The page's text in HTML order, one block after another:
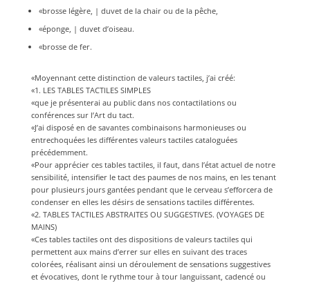
«brosse légère, | duvet de la chair ou de la pêche,
«éponge, | duvet d’oiseau.
«brosse de fer.
«Moyennant cette distinction de valeurs tactiles, j’ai créé:
«1. LES TABLES TACTILES SIMPLES
«que je présenterai au public dans nos contactilations ou
conférences sur l’Art du tact.
«J’ai disposé en de savantes combinaisons harmonieuses ou
entrechoquées les différentes valeurs tactiles cataloguées
précédemment.
«Pour apprécier ces tables tactiles, il faut, dans l’état actuel de notre
sensibilité, intensifier le tact des paumes de nos mains, en les tenant
pour plusieurs jours gantées pendant que le cerveau s’efforcera de
condenser en elles les désirs de sensations tactiles différentes.
«2. TABLES TACTILES ABSTRAITES OU SUGGESTIVES. (VOYAGES DE
MAINS)
«Ces tables tactiles ont des dispositions de valeurs tactiles qui
permettent aux mains d’errer sur elles en suivant des traces
colorées, réalisant ainsi un déroulement de sensations suggestives
et évocatives, dont le rythme tour à tour languissant, cadencé ou